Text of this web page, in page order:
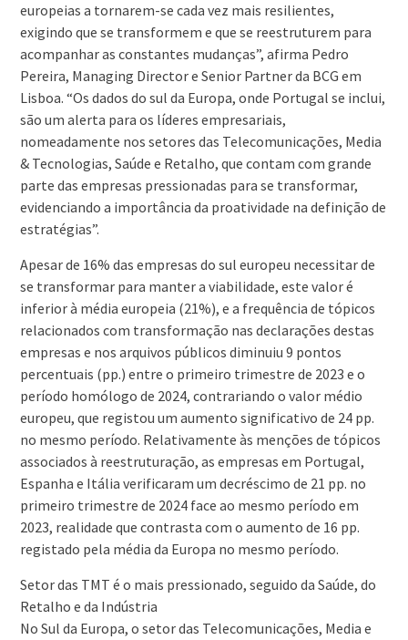
europeias a tornarem-se cada vez mais resilientes,
exigindo que se transformem e que se reestruturem para
acompanhar as constantes mudanças”, afirma Pedro
Pereira, Managing Director e Senior Partner da BCG em
Lisboa. “Os dados do sul da Europa, onde Portugal se inclui,
são um alerta para os líderes empresariais,
nomeadamente nos setores das Telecomunicações, Media
& Tecnologias, Saúde e Retalho, que contam com grande
parte das empresas pressionadas para se transformar,
evidenciando a importância da proatividade na definição de
estratégias”.
Apesar de 16% das empresas do sul europeu necessitar de
se transformar para manter a viabilidade, este valor é
inferior à média europeia (21%), e a frequência de tópicos
relacionados com transformação nas declarações destas
empresas e nos arquivos públicos diminuiu 9 pontos
percentuais (pp.) entre o primeiro trimestre de 2023 e o
período homólogo de 2024, contrariando o valor médio
europeu, que registou um aumento significativo de 24 pp.
no mesmo período. Relativamente às menções de tópicos
associados à reestruturação, as empresas em Portugal,
Espanha e Itália verificaram um decréscimo de 21 pp. no
primeiro trimestre de 2024 face ao mesmo período em
2023, realidade que contrasta com o aumento de 16 pp.
registado pela média da Europa no mesmo período.
Setor das TMT é o mais pressionado, seguido da Saúde, do
Retalho e da Indústria
No Sul da Europa, o setor das Telecomunicações, Media e